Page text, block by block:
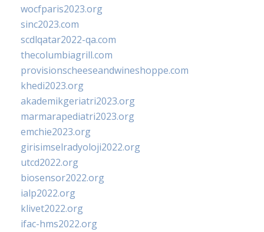
wocfparis2023.org
sinc2023.com
scdlqatar2022-qa.com
thecolumbiagrill.com
provisionscheeseandwineshoppe.com
khedi2023.org
akademikgeriatri2023.org
marmarapediatri2023.org
emchie2023.org
girisimselradyoloji2022.org
utcd2022.org
biosensor2022.org
ialp2022.org
klivet2022.org
ifac-hms2022.org